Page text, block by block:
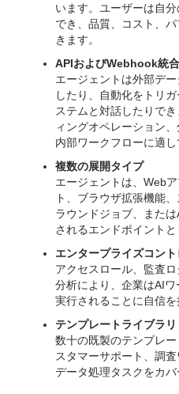
います。ユーザーは自
でき、品質、コスト、
きます。
APIおよびWebhook統合
エージェントは外部デ
したり、自動化をトリ
ステムと対話したりで
ィングオペレーション
内部ワークフローに適し
複数の展開タイプ
エージェントは、Web
ト、ブラウザ拡張機能
ラウンドジョブ、また
されるエンドポイントと
エンタープライズコン
アクセスロール、監査ロ
分析により、企業はAI
実行されることに自信を
テンプレートライブラリ
数十の既製のテンプレ
スタマーサポート、調
データ処理タスクをカバ